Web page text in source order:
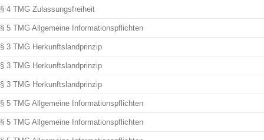
§ 4 TMG Zulassungsfreiheit
§ 5 TMG Allgemeine Informationspflichten
§ 3 TMG Herkunftslandprinzip
§ 3 TMG Herkunftslandprinzip
§ 3 TMG Herkunftslandprinzip
§ 5 TMG Allgemeine Informationspflichten
§ 5 TMG Allgemeine Informationspflichten